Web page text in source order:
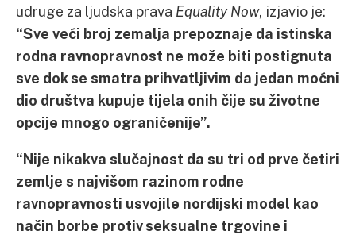
udruge za ljudska prava Equality Now, izjavio je:
“Sve veći broj zemalja prepoznaje da istinska
rodna ravnopravnost ne može biti postignuta
sve dok se smatra prihvatljivim da jedan moćni
dio društva kupuje tijela onih čije su životne
opcije mnogo ograničenije”.
“Nije nikakva slučajnost da su tri od prve četiri
zemlje s najvišom razinom rodne
ravnopravnosti usvojile nordijski model kao
način borbe protiv seksualne trgovine i